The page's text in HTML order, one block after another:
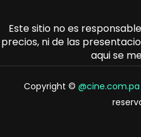
Este sitio no es
precios, ni de las
aqui se
Copyright © @cine.com.pa